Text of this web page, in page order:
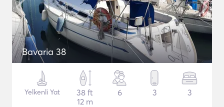
Bavaria 38
Yelkenli Yat
38 ft
12 m
6 3 3